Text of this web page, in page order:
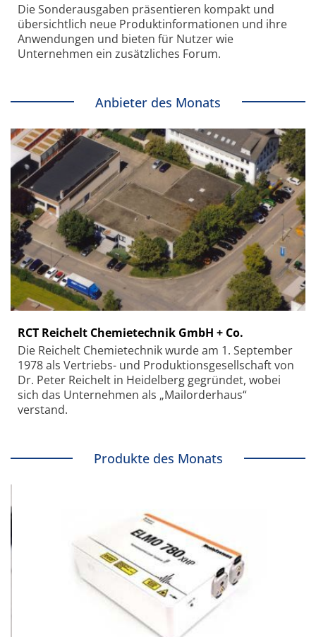
Die Sonder­ausgaben präsentieren kompakt und
übersichtlich neue Produkt­informationen und ihre
Anwendungen und bieten für Nutzer wie
Unternehmen ein zusätzliches Forum.
Anbieter des Monats
RCT Reichelt Chemietechnik GmbH + Co.
Die Reichelt Chemietechnik wurde am 1. September
1978 als Vertriebs- und Produktionsgesellschaft von
Dr. Peter Reichelt in Heidelberg gegründet, wobei
sich das Unternehmen als „Mailorderhaus“
verstand.
Produkte des Monats